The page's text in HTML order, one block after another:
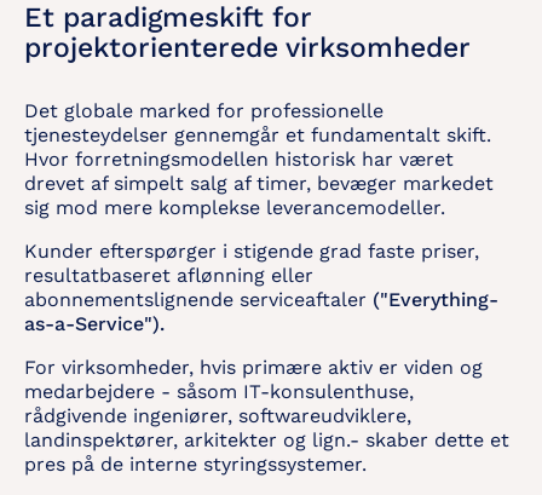
Et paradigmeskift for
projektorienterede virksomheder
Det globale marked for professionelle
tjenesteydelser gennemgår et fundamentalt skift.
Hvor forretningsmodellen historisk har været
drevet af simpelt salg af timer, bevæger markedet
sig mod mere komplekse leverancemodeller.
Kunder efterspørger i stigende grad faste priser,
resultatbaseret aflønning eller
abonnementslignende serviceaftaler ("Everything-
as-a-Service").
For virksomheder, hvis primære aktiv er viden og
medarbejdere - såsom IT-konsulenthuse,
rådgivende ingeniører, softwareudviklere,
landinspektører, arkitekter og lign.- skaber dette et
pres på de interne styringssystemer.